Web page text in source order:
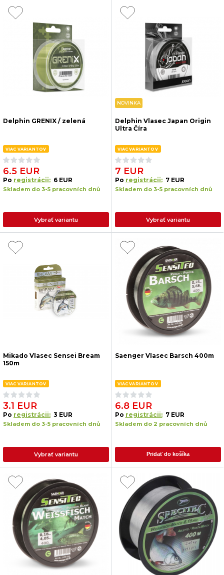
Delphin GRENIX / zelená
VIAC VARIANTOV
6.5 EUR
Po registrácii: 6 EUR
Skladem do 3-5 pracovních dnů
Vybrať variantu
NOVINKA
Delphin Vlasec Japan Origin
Ultra Číra
VIAC VARIANTOV
7 EUR
Po registrácii: 7 EUR
Skladem do 3-5 pracovních dnů
Vybrať variantu
Mikado Vlasec Sensei Bream
150m
VIAC VARIANTOV
3.1 EUR
Po registrácii: 3 EUR
Skladem do 3-5 pracovních dnů
Vybrať variantu
Saenger Vlasec Barsch 400m
VIAC VARIANTOV
6.8 EUR
Po registrácii: 7 EUR
Skladem do 2 pracovních dnů
Pridať do košíka